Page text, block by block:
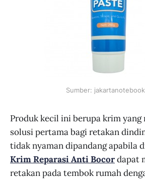
Sumber:
Produk kecil ini berupa krim yang
solusi pertama bagi retakan
tidak nyaman dipandang apabila
Krim Reparasi Anti Bocordapat
retakan pada tembok rumah